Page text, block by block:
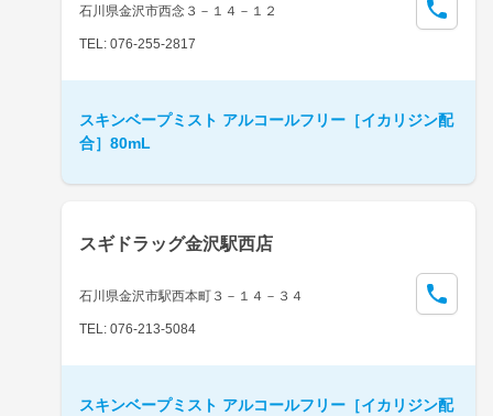
石川県金沢市西念３－１４－１２
TEL: 076-255-2817
スキンベープミスト アルコールフリー［イカリジン配
合］80mL
スギドラッグ金沢駅西店
石川県金沢市駅西本町３－１４－３４
TEL: 076-213-5084
スキンベープミスト アルコールフリー［イカリジン配